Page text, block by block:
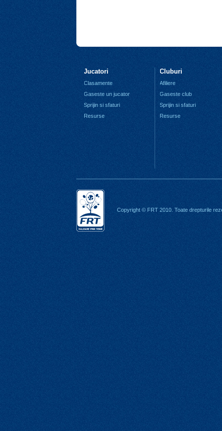
Jucatori
Clasamente
Gaseste un jucator
Sprijin si sfaturi
Resurse
Cluburi
Afiliere
Gaseste club
Sprijin si sfaturi
Resurse
Copyright © FRT 2010. Toate drepturile